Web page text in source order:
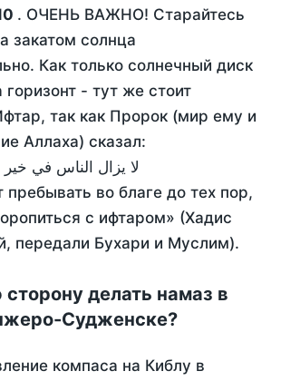
. ОЧЕНЬ ВАЖНО! Старайтесь
закатом солнца
Как только солнечный диск
горизонт - тут же стоит
так как Пророк (мир ему и
Аллаха) сказал:
لا يزال الناس في خير
во благе до тех пор,
с ифтаром» (Хадис
передали Бухари и Муслим).
делать намаз в
Судженске?
компаса на Киблу в